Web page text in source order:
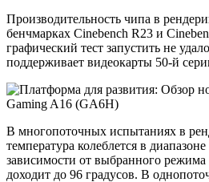
Производительность чипа в
бенчмарках Cinebench R23 и
графический тест запустить не
поддерживает видеокарты 50-й
В многопоточных испытаниях в
температура колеблется в
зависимости от выбранного
доходит до 96 градусов. В